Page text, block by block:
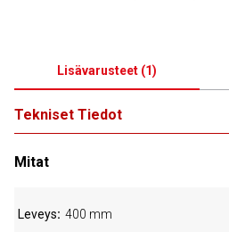
Lisävarusteet (1)
Tekniset Tiedot
Mitat
Leveys 400 mm